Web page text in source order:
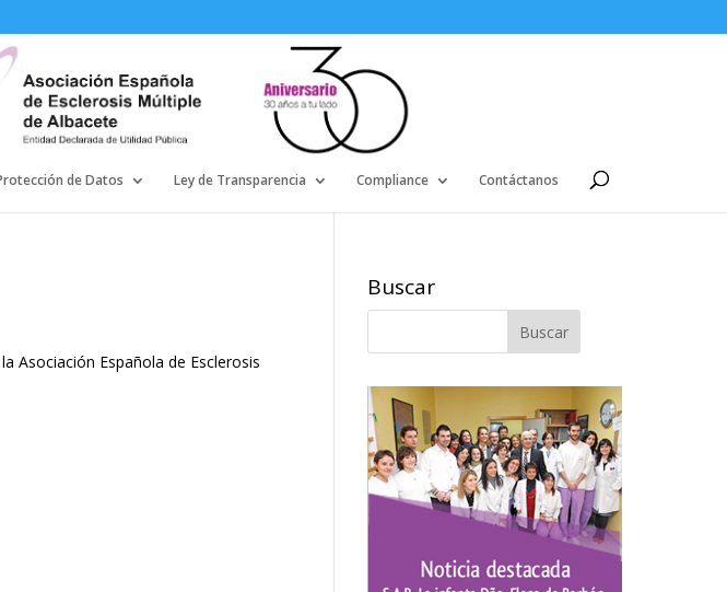
de Datos Ley de Transparencia Compliance Contáctanos
Asociación Española de Esclerosis
Buscar